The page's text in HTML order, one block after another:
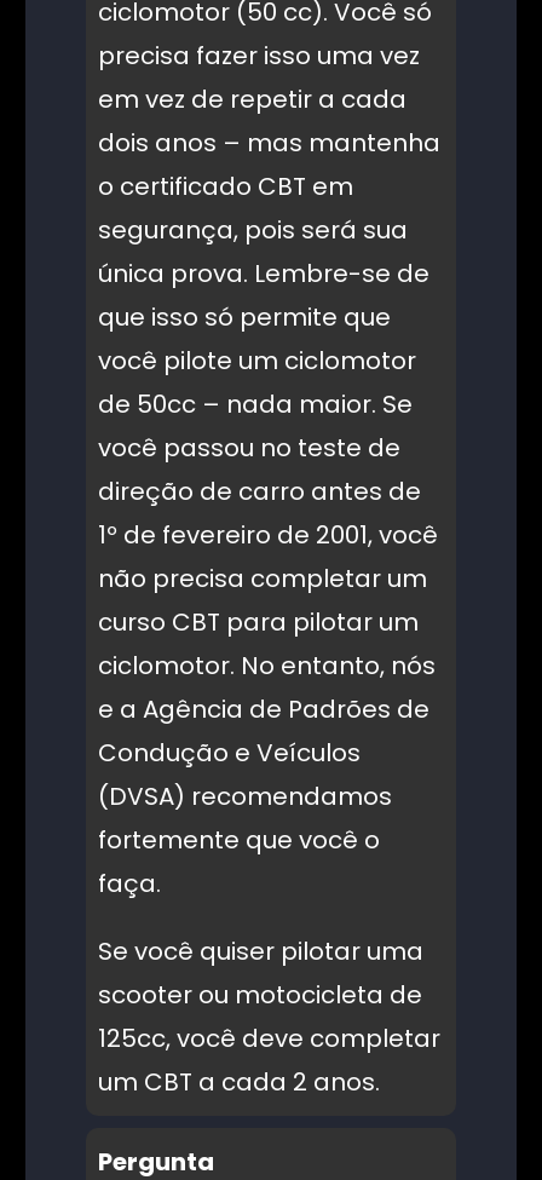
ciclomotor (50 cc). Você só
precisa fazer isso uma vez
em vez de repetir a cada
dois anos – mas mantenha
o certificado CBT em
segurança, pois será sua
única prova. Lembre-se de
que isso só permite que
você pilote um ciclomotor
de 50cc – nada maior. Se
você passou no teste de
direção de carro antes de
1º de fevereiro de 2001, você
não precisa completar um
curso CBT para pilotar um
ciclomotor. No entanto, nós
e a Agência de Padrões de
Condução e Veículos
(DVSA) recomendamos
fortemente que você o
faça.
Se você quiser pilotar uma
scooter ou motocicleta de
125cc, você deve completar
um CBT a cada 2 anos.
Pergunta